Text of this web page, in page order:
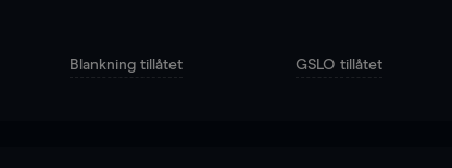
Blankning tillåtet GSLO tillåtet